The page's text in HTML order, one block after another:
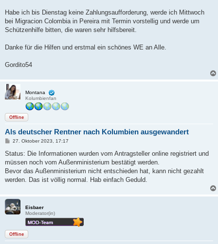
Habe ich bis Dienstag keine Zahlungsaufforderung, werde ich Mittwoch
bei Migracion Colombia in Pereira mit Termin vorstellig und werde um
Schützenhilfe bitten, die waren sehr hilfsbereit.
Danke für die Hilfen und erstmal ein schönes WE an Alle.
Gordito54
Montana
Kolumbienfan
Offline
Als deutscher Rentner nach Kolumbien ausgewandert
B
i
r
a
27. Oktober 2023, 17:17
Status: Die Informationen wurden vom Antragsteller online registriert und
müssen noch vom Außenministerium bestätigt werden.
Bevor das Außenministerium nicht entschieden hat, kann nicht gezahlt
werden. Das ist völlig normal. Hab einfach Geduld.
Eisbaer
Moderator(in)
Offline